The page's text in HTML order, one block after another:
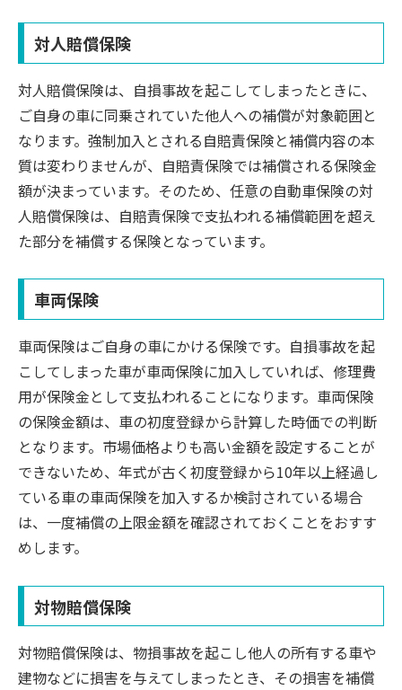
対人賠償保険
対人賠償保険は、自損事故を起こしてしまったときに、
ご自身の車に同乗されていた他人への補償が対象範囲と
なります。強制加入とされる自賠責保険と補償内容の本
質は変わりませんが、自賠責保険では補償される保険金
額が決まっています。そのため、任意の自動車保険の対
人賠償保険は、自賠責保険で支払われる補償範囲を超え
た部分を補償する保険となっています。
車両保険
車両保険はご自身の車にかける保険です。自損事故を起
こしてしまった車が車両保険に加入していれば、修理費
用が保険金として支払われることになります。車両保険
の保険金額は、車の初度登録から計算した時価での判断
となります。市場価格よりも高い金額を設定することが
できないため、年式が古く初度登録から10年以上経過し
ている車の車両保険を加入するか検討されている場合
は、一度補償の上限金額を確認されておくことをおすす
めします。
対物賠償保険
対物賠償保険は、物損事故を起こし他人の所有する車や
建物などに損害を与えてしまったとき、その損害を補償